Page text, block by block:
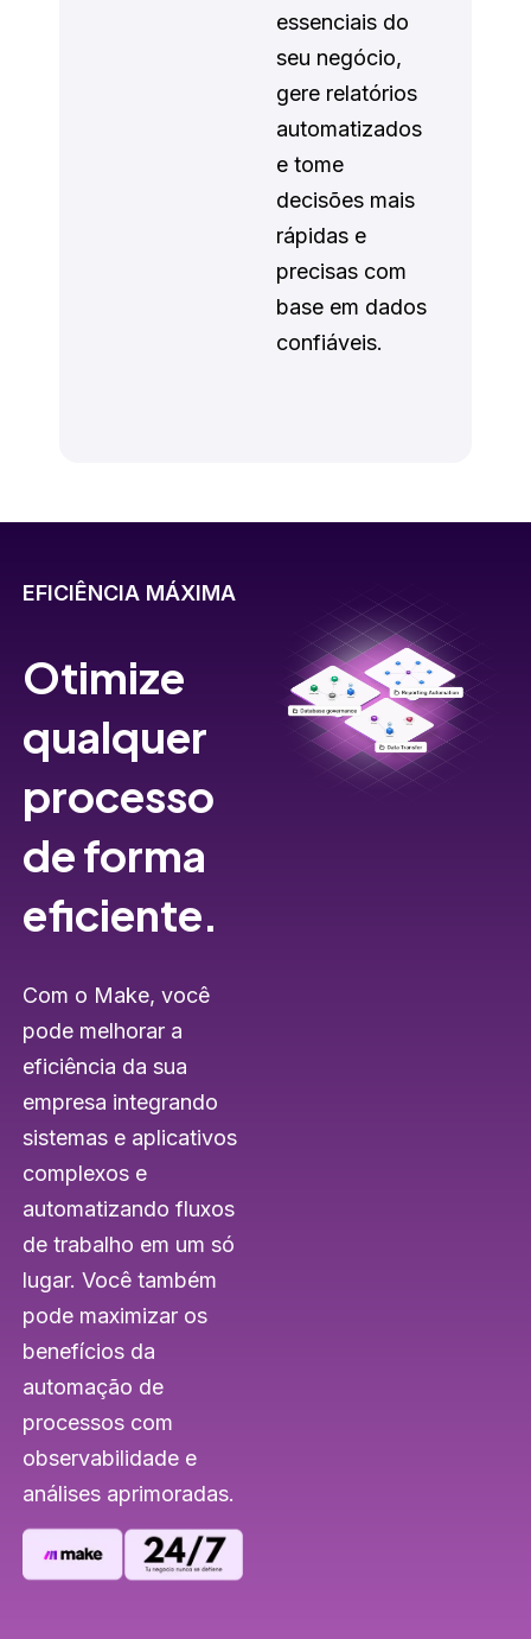
essenciais do
seu negócio,
gere relatórios
automatizados
e tome
decisões mais
rápidas e
precisas com
base em dados
confiáveis.
EFICIÊNCIA MÁXIMA
Otimize
qualquer
processo
de forma
eficiente.
Com o Make, você
pode melhorar a
eficiência da sua
empresa integrando
sistemas e aplicativos
complexos e
automatizando fluxos
de trabalho em um só
lugar. Você também
pode maximizar os
benefícios da
automação de
processos com
observabilidade e
análises aprimoradas.